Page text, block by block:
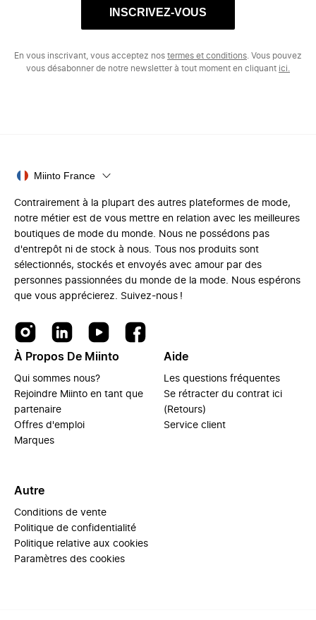
INSCRIVEZ-VOUS
En vous inscrivant, vous acceptez nos termes et conditions . Vous pouvez
vous désabonner de notre newsletter à tout moment en cliquant ici.
Miinto France
Contrairement à la plupart des autres plateformes de mode,
notre métier est de vous mettre en relation avec les meilleures
boutiques de mode du monde. Nous ne possédons pas
d'entrepôt ni de stock à nous. Tous nos produits sont
sélectionnés, stockés et envoyés avec amour par des
personnes passionnées du monde de la mode. Nous espérons
que vous apprécierez. Suivez-nous !
À Propos De Miinto
Qui sommes nous?
Rejoindre Miinto en tant que
partenaire
Offres d'emploi
Marques
Aide
Les questions fréquentes
Se rétracter du contrat ici
(Retours)
Service client
Autre
Conditions de vente
Politique de confidentialité
Politique relative aux cookies
Paramètres des cookies